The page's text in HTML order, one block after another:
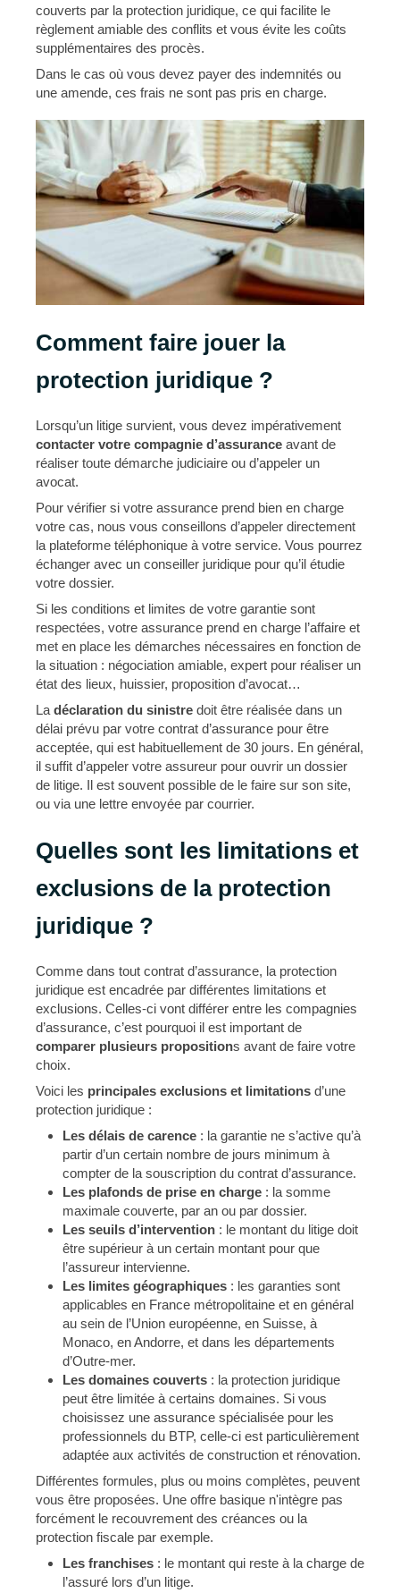
couverts par la protection juridique, ce qui facilite le
règlement amiable des conflits et vous évite les coûts
supplémentaires des procès.
Dans le cas où vous devez payer des indemnités ou
une amende, ces frais ne sont pas pris en charge.
Comment faire jouer la
protection juridique ?
Lorsqu’un litige survient, vous devez impérativement
contacter votre compagnie d’assurance avant de
réaliser toute démarche judiciaire ou d’appeler un
avocat.
Pour vérifier si votre assurance prend bien en charge
votre cas, nous vous conseillons d’appeler directement
la plateforme téléphonique à votre service. Vous pourrez
échanger avec un conseiller juridique pour qu’il étudie
votre dossier.
Si les conditions et limites de votre garantie sont
respectées, votre assurance prend en charge l’affaire et
met en place les démarches nécessaires en fonction de
la situation : négociation amiable, expert pour réaliser un
état des lieux, huissier, proposition d’avocat…
La déclaration du sinistre doit être réalisée dans un
délai prévu par votre contrat d’assurance pour être
acceptée, qui est habituellement de 30 jours. En général,
il suffit d’appeler votre assureur pour ouvrir un dossier
de litige. Il est souvent possible de le faire sur son site,
ou via une lettre envoyée par courrier.
Quelles sont les limitations et
exclusions de la protection
juridique ?
Comme dans tout contrat d’assurance, la protection
juridique est encadrée par différentes limitations et
exclusions. Celles-ci vont différer entre les compagnies
d’assurance, c’est pourquoi il est important de
comparer plusieurs propositions avant de faire votre
choix.
Voici les principales exclusions et limitations d’une
protection juridique :
Les délais de carence : la garantie ne s’active qu’à
partir d’un certain nombre de jours minimum à
compter de la souscription du contrat d’assurance.
Les plafonds de prise en charge : la somme
maximale couverte, par an ou par dossier.
Les seuils d’intervention : le montant du litige doit
être supérieur à un certain montant pour que
l’assureur intervienne.
Les limites géographiques : les garanties sont
applicables en France métropolitaine et en général
au sein de l’Union européenne, en Suisse, à
Monaco, en Andorre, et dans les départements
d’Outre-mer.
Les domaines couverts : la protection juridique
peut être limitée à certains domaines. Si vous
choisissez une assurance spécialisée pour les
professionnels du BTP, celle-ci est particulièrement
adaptée aux activités de construction et rénovation.
Différentes formules, plus ou moins complètes, peuvent
vous être proposées. Une offre basique n'intègre pas
forcément le recouvrement des créances ou la
protection fiscale par exemple.
Les franchises : le montant qui reste à la charge de
l’assuré lors d’un litige.